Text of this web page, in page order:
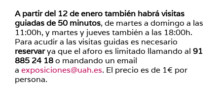
A partir del 12 de enero también habrá visitas
guiadas de 50 minutos, de martes a domingo a las
11:00h, y martes y jueves también a las 18:00h.
Para acudir a las visitas guidas es necesario
reservarya que el aforo es limitado llamando al 91
885 24 18o mandando un email
a exposiciones@uah.es. El precio es de 1€ por
persona.